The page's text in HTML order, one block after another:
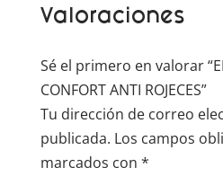
Valoraciones
Sé el primero en valorar
CONFORT ANTI ROJECES”
Tu dirección de correo
publicada. Los campos
marcados con *